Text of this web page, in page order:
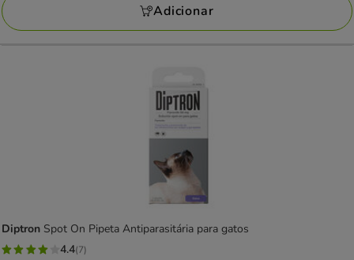
avaliações
Adicionar
Diptron Spot On Pipeta Antiparasitária para gatos
4.4(7)